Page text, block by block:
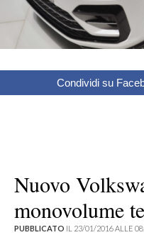
Condividi su
Nuovo
monovolume
PUBBLICATO IL 23/01/2016 ALLE